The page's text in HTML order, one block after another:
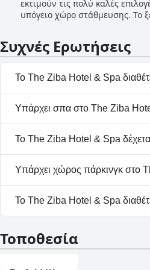
συνολική γοητεία,
συναίνεση τονίζει την πισίνα
εκτιμούν τις πολύ καλές
υπόγειο χώρο στάθμευσης. Το
ιδιωτικό γκαράζ όσο και
επισκέπτες που ταξιδεύουν με
Συχνές Ερωτήσεις
Το The Ziba Hotel & Spa
Ναι, το The Ziba Hotel & Spa
κατηγορίες: Εξωτερική Πισίνα.
Υπάρχει σπα στο The Ziba
Ναι, το The Ziba Hotel & Spa
Το The Ziba Hotel & Spa
Όχι, το The Ziba Hotel & Spa
Υπάρχει χώρος πάρκινγκ στο
Ναι, υπάρχουν
Το The Ziba Hotel & Spa
Τοποθεσία